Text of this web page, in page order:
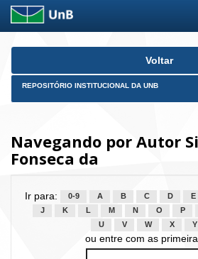
Skip
Voltar
REPOSITÓRIO INSTITUCIONAL DA UNB
Navegando por Autor
Fonseca da
Ir para: 0-9 A B C D E
J
K L M N O P
U
V W X Y
ou entre com as